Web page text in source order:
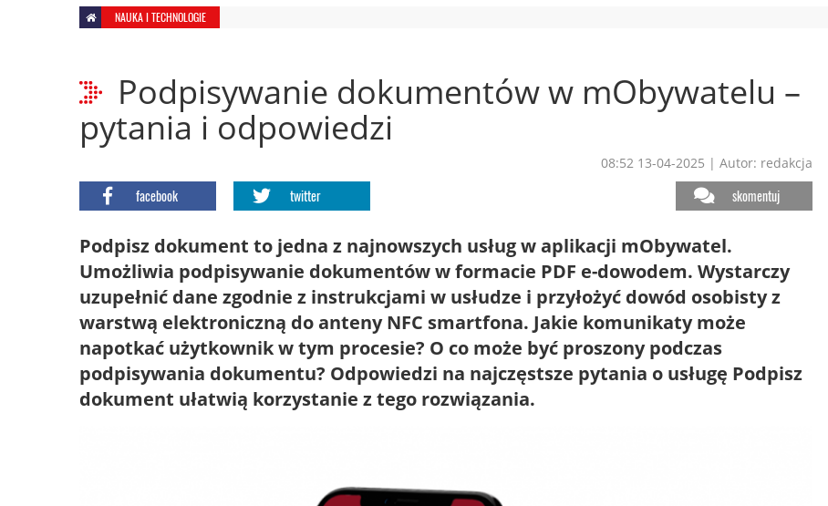
NAUKA I TECHNOLOGIE
Podpisywanie dokumentów w mObywatelu –
pytania i odpowiedzi
08:52 13-04-2025 | Autor: redakcja
facebook twitter skomentuj
Podpisz dokument to jedna z najnowszych usług w aplikacji mObywatel.
Umożliwia podpisywanie dokumentów w formacie PDF e-dowodem. Wystarczy
uzupełnić dane zgodnie z instrukcjami w usłudze i przyłożyć dowód osobisty z
warstwą elektroniczną do anteny NFC smartfona. Jakie komunikaty może
napotkać użytkownik w tym procesie? O co może być proszony podczas
podpisywania dokumentu? Odpowiedzi na najczęstsze pytania o usługę Podpisz
dokument ułatwią korzystanie z tego rozwiązania.